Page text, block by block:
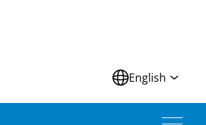
English